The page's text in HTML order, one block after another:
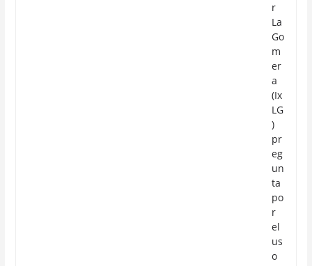
r
La
Go
m
er
a
(Ix
LG
)
pr
eg
un
ta
po
r
el
us
o